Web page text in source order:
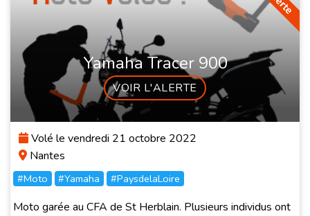
Yamaha Tracer 900
VOIR L'ALERTE
Volé le vendredi 21 octobre 2022
Nantes
#Moto #Yamaha #PaysdelaLoire
Moto garée au CFA de St Herblain. Plusieurs individus ont